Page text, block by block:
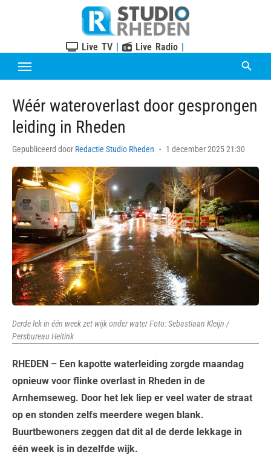
Live TV | Live Radio |
Wéér wateroverlast door gesprongen
leiding in Rheden
Gepubliceerd door Redactie Studio Rheden
Posted
1 december 2025 21:30
Derde lek in één week zet wijk onder water Foto: Sebastiaan Kleijn /
Persbureau Heitink
RHEDEN – Een kapotte waterleiding zorgde maandag
opnieuw voor flinke overlast in Rheden in de
Arnhemseweg. Door het lek liep er veel water de straat
op en stonden zelfs meerdere wegen blank.
Buurtbewoners zeggen dat dit al de derde lekkage in
één week is in dezelfde wijk.